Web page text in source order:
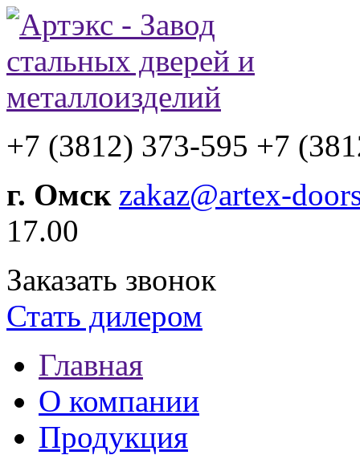
+7 (3812) 373-595 +7
г. Омск zakaz@artex-
17.00
Заказать звонок
Стать дилером
Главная
О компании
Продукция